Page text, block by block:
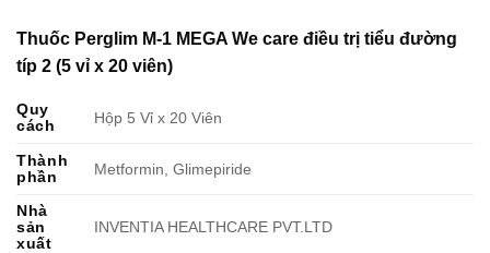
Thuốc Perglim M-1 MEGA We care điều trị tiểu đường
típ 2 (5 vỉ x 20 viên)
Quy
cách
Hộp 5 Vỉ x 20 Viên
Thành
phần
Metformin, Glimepiride
Nhà
sản
xuất
INVENTIA HEALTHCARE PVT.LTD